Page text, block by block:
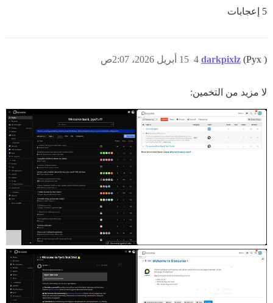
5 إعجابات
darkpixlz (Pyx ) 15 أبريل 2026، 2:07ص 4
لا مزيد من التخمين: